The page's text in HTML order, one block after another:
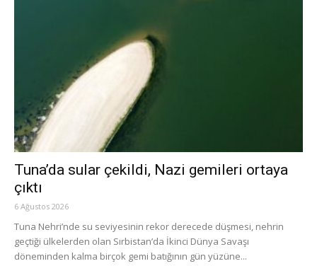
Tuna’da sular çekildi, Nazi gemileri ortaya
çıktı
6 Ağustos 2026
Tuna Nehri’nde su seviyesinin rekor derecede düşmesi, nehrin
geçtiği ülkelerden olan Sırbistan’da İkinci Dünya Savaşı
döneminden kalma birçok gemi batığının gün yüzüne...